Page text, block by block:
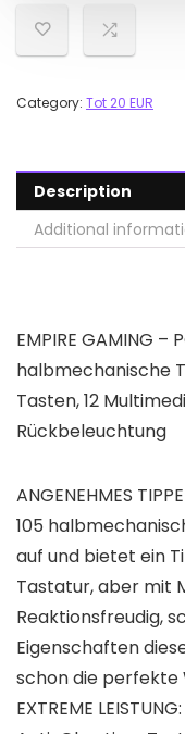
Category: Tot 20 EUR
Description
Additional
EMPIRE GAMING –
halbmechanische
Tasten, 12
Rückbeleuchtung
ANGENEHMES
105
auf und bietet ein
Tastatur, aber mit
Reaktionsfreudig,
Eigenschaften
schon die perfekte
EXTREME